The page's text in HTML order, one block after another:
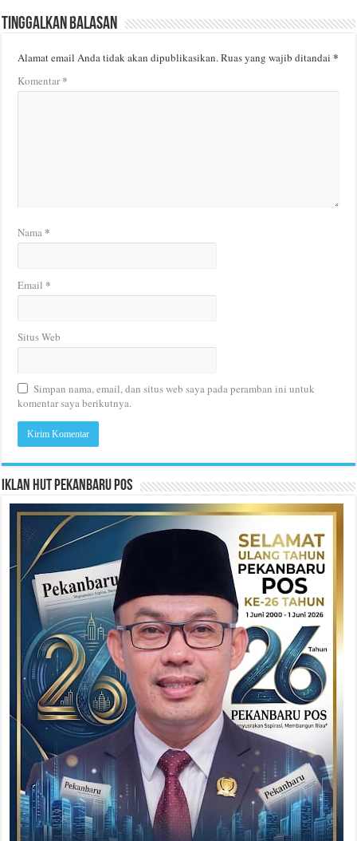
Tinggalkan Balasan
Alamat email Anda tidak akan dipublikasikan.Ruas yang wajib ditandai*
Komentar*
Nama *
Email *
Situs Web
Simpan nama, email, dan situs web saya pada peramban ini untuk
komentar saya berikutnya.
Iklan HUT Pekanbaru Pos